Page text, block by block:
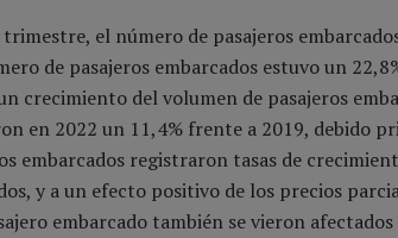
el número de pasajeros
de pasajeros embarcados estuvo un
crecimiento del volumen de pasajeros
en 2022 un 11,4% frente a 2019, debido
embarcados registraron tasas de
y a un efecto positivo de los precios
embarcado también se vieron